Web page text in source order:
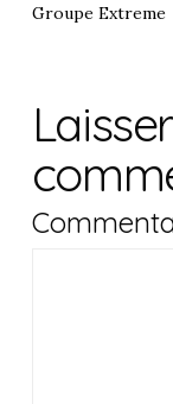
Groupe Extreme